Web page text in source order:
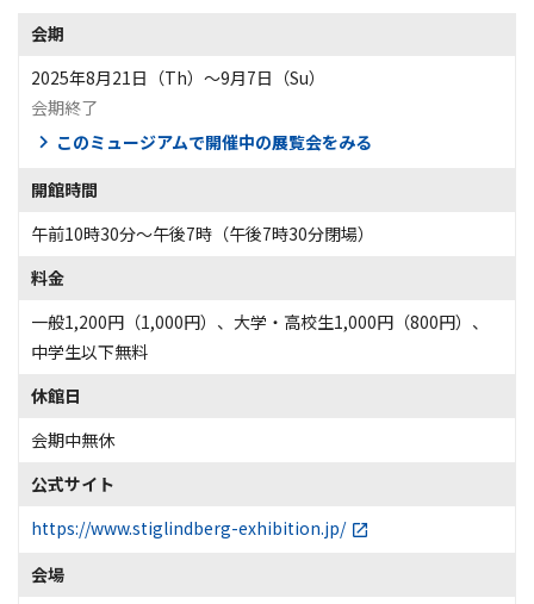
会期
2025年8月21日（Th）〜9月7日（Su）
会期終了
このミュージアムで開催中の展覧会をみる
開館時間
午前10時30分〜午後7時（午後7時30分閉場）
料金
一般1,200円（1,000円）、大学・高校生1,000円（800円）、
中学生以下無料
休館日
会期中無休
公式サイト
https://www.stiglindberg-exhibition.jp/
会場